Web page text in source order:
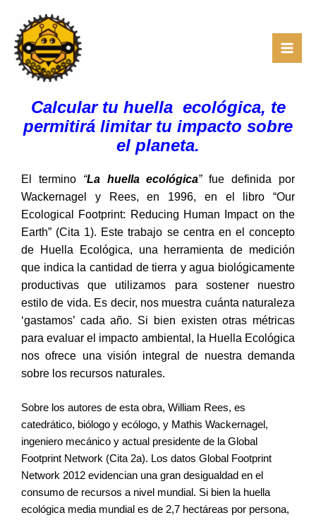
content
Calcular tu huella ecológica, te
permitirá limitar tu impacto sobre
el planeta.
El termino “La huella ecológica”fue definida por
Wackernagel y Rees, en 1996, en el libro “Our
Ecological Footprint: Reducing Human Impact on the
Earth” (Cita 1). Este trabajo se centra en el concepto
de Huella Ecológica, una herramienta de medición
que indica la cantidad de tierra y agua biológicamente
productivas que utilizamos para sostener nuestro
estilo de vida. Es decir, nos muestra cuánta naturaleza
‘gastamos’ cada año. Si bien existen otras métricas
para evaluar el impacto ambiental, la Huella Ecológica
nos ofrece una visión integral de nuestra demanda
sobre los recursos naturales.
Sobre los autores de esta obra, William Rees, es
catedrático, biólogo y ecólogo, y Mathis Wackernagel,
ingeniero mecánico y actual presidente de la Global
Footprint Network (Cita 2a). Los datos Global Footprint
Network 2012 evidencian una gran desigualdad en el
consumo de recursos a nivel mundial. Si bien la huella
ecológica media mundial es de 2,7 hectáreas por persona,